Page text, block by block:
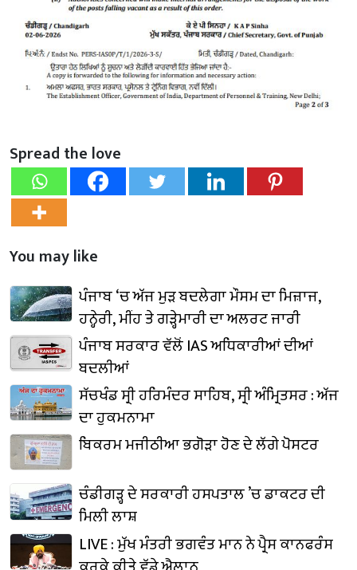
Spread the love
You may like
ਪੰਜਾਬ ‘ਚ ਅੱਜ ਮੁੜ ਬਦਲੇਗਾ ਮੌਸਮ ਦਾ ਮਿਜ਼ਾਜ,
ਹਨ੍ਹੇਰੀ, ਮੀਂਹ ਤੇ ਗੜ੍ਹੇਮਾਰੀ ਦਾ ਅਲਰਟ ਜਾਰੀ
ਪੰਜਾਬ ਸਰਕਾਰ ਵੱਲੋਂ IAS ਅਧਿਕਾਰੀਆਂ ਦੀਆਂ
ਬਦਲੀਆਂ
ਸੱਚਖੰਡ ਸ੍ਰੀ ਹਰਿਮੰਦਰ ਸਾਹਿਬ, ਸ੍ਰੀ ਅੰਮ੍ਰਿਤਸਰ : ਅੱਜ
ਦਾ ਹੁਕਮਨਾਮਾ
ਬਿਕਰਮ ਮਜੀਠੀਆ ਭਗੋੜਾ ਹੋਣ ਦੇ ਲੱਗੇ ਪੋਸਟਰ
ਚੰਡੀਗੜ੍ਹ ਦੇ ਸਰਕਾਰੀ ਹਸਪਤਾਲ ’ਚ ਡਾਕਟਰ ਦੀ
ਮਿਲੀ ਲਾਸ਼
LIVE : ਮੁੱਖ ਮੰਤਰੀ ਭਗਵੰਤ ਮਾਨ ਨੇ ਪ੍ਰੈਸ ਕਾਨਫਰੰਸ